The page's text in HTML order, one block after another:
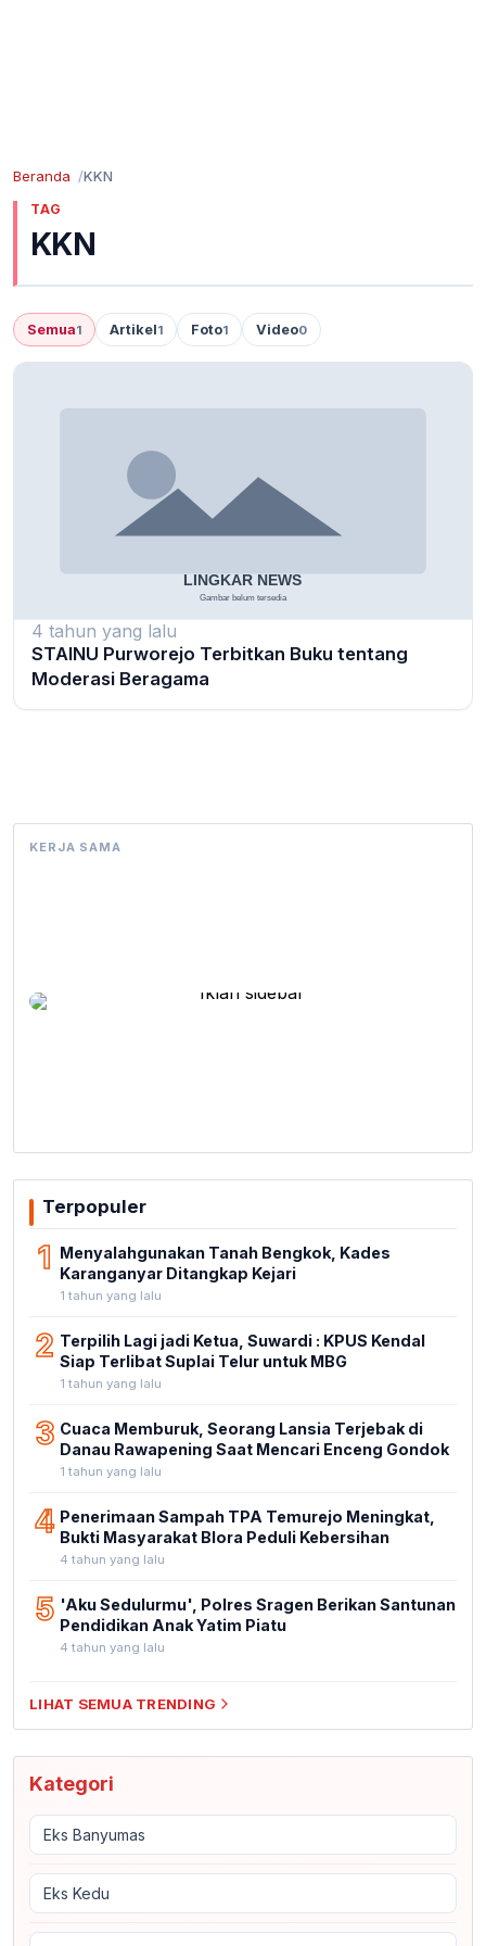
Beranda KKN
TAG
KKN
Semua1 Artikel1 Foto1 Video0
4 tahun yang lalu
STAINU Purworejo Terbitkan Buku tentang
Moderasi Beragama
KERJA SAMA
Terpopuler
1 Menyalahgunakan Tanah Bengkok, Kades
Karanganyar Ditangkap Kejari
1 tahun yang lalu
2 Terpilih Lagi jadi Ketua, Suwardi : KPUS Kendal
Siap Terlibat Suplai Telur untuk MBG
1 tahun yang lalu
3 Cuaca Memburuk, Seorang Lansia Terjebak di
Danau Rawapening Saat Mencari Enceng Gondok
1 tahun yang lalu
4 Penerimaan Sampah TPA Temurejo Meningkat,
Bukti Masyarakat Blora Peduli Kebersihan
4 tahun yang lalu
5 'Aku Sedulurmu', Polres Sragen Berikan Santunan
Pendidikan Anak Yatim Piatu
4 tahun yang lalu
LIHAT SEMUA TRENDING
Kategori
Eks Banyumas
Eks Kedu